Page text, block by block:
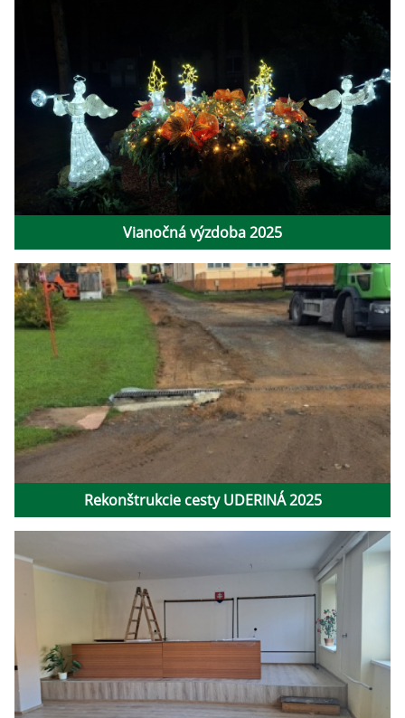
Vianočná výzdoba 2025
Rekonštrukcie cesty UDERINÁ 2025